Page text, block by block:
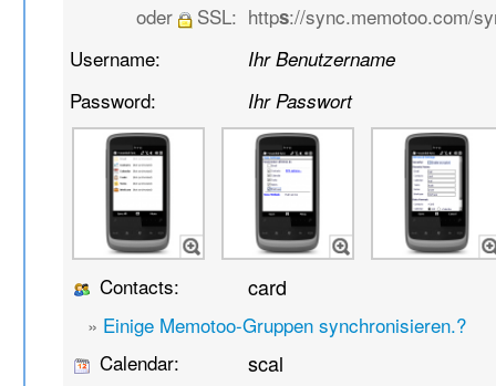
oder SSL: https://sync.memotoo.com/
Username:
Ihr Benutzername
Password: Ihr Passwort
Contacts: card
» Einige Memotoo-Gruppen synchronisieren.?
Calendar:
scal